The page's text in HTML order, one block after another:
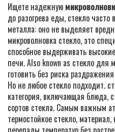
Ищете надежную
до разогрева еды, стекло часто
металла: оно не выделяет
микроволновка стекло, это
способное выдерживать
печи. Also known as стекло для
готовить без риска
Но не любое стекло подходит.
категория, включающая блюда,
сортов стекла. Самым важным
термостойкое стекло,